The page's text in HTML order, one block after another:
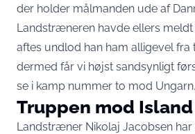
der holder målmanden ude af
Landstræneren havde ellers meldt
aftes undlod han ham alligevel fra
dermed får vi højst sandsynligt
se i kamp nummer to mod Ungarn.
Truppen mod Island
Landstræner Nikolaj Jacobsen